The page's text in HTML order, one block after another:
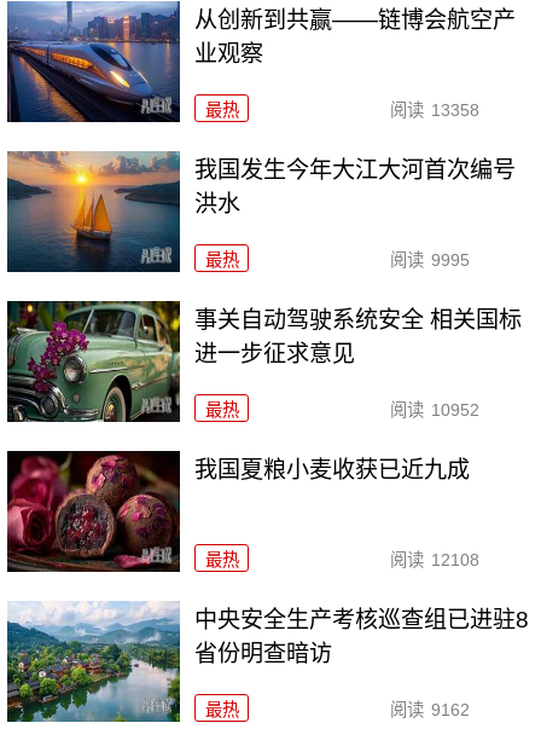
从创新到共赢——链博会航空产
业观察
最热 阅读 13358
我国发生今年大江大河首次编号
洪水
最热 阅读 9995
事关自动驾驶系统安全 相关国标
进一步征求意见
最热 阅读 10952
我国夏粮小麦收获已近九成
最热 阅读 12108
中央安全生产考核巡查组已进驻8
省份明查暗访
最热 阅读 9162